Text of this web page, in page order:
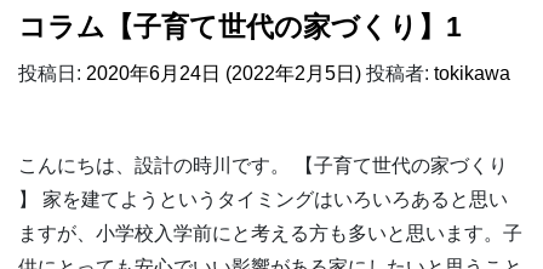
コラム【子育て世代の家づくり】1
投稿日: 2020年6月24日 (2022年2月5日) 投稿者: tokikawa
こんにちは、設計の時川です。 【子育て世代の家づくり
】 家を建てようというタイミングはいろいろあると思い
ますが、小学校入学前にと考える方も多いと思います。子